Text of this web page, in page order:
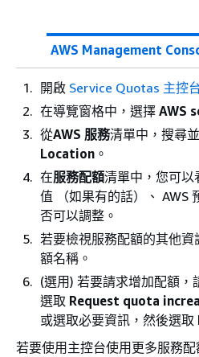
AWS Management
開啟 Service Quotas 主控
在導覽窗格中，選擇 AWS
從AWS 服務清單中，搜尋
Location 。
在服務配額清單中，您可以
值 （如果有的話）、 AWS
否可以調整。
若要檢視服務配額的其他
額名稱。
(選用) 若要請求增加配額，
選取 Request quota
或選取必要資訊，然後選取
若要使用主控台使用更多服務